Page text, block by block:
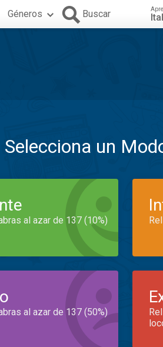
Géneros Buscar
Selecciona un
al azar de 137 (10%)
al azar de 137 (50%)